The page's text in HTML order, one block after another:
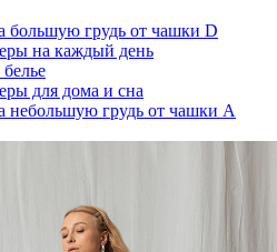
большую грудь от чашки D
на каждый день
для дома и сна
небольшую грудь от чашки А